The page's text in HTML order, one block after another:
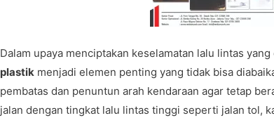
Dalam upaya menciptakan keselamatan lalu lintas
plastik menjadi elemen penting yang tidak bisa
pembatas dan penuntun arah kendaraan agar tetap
jalan dengan tingkat lalu lintas tinggi seperti jalan tol,